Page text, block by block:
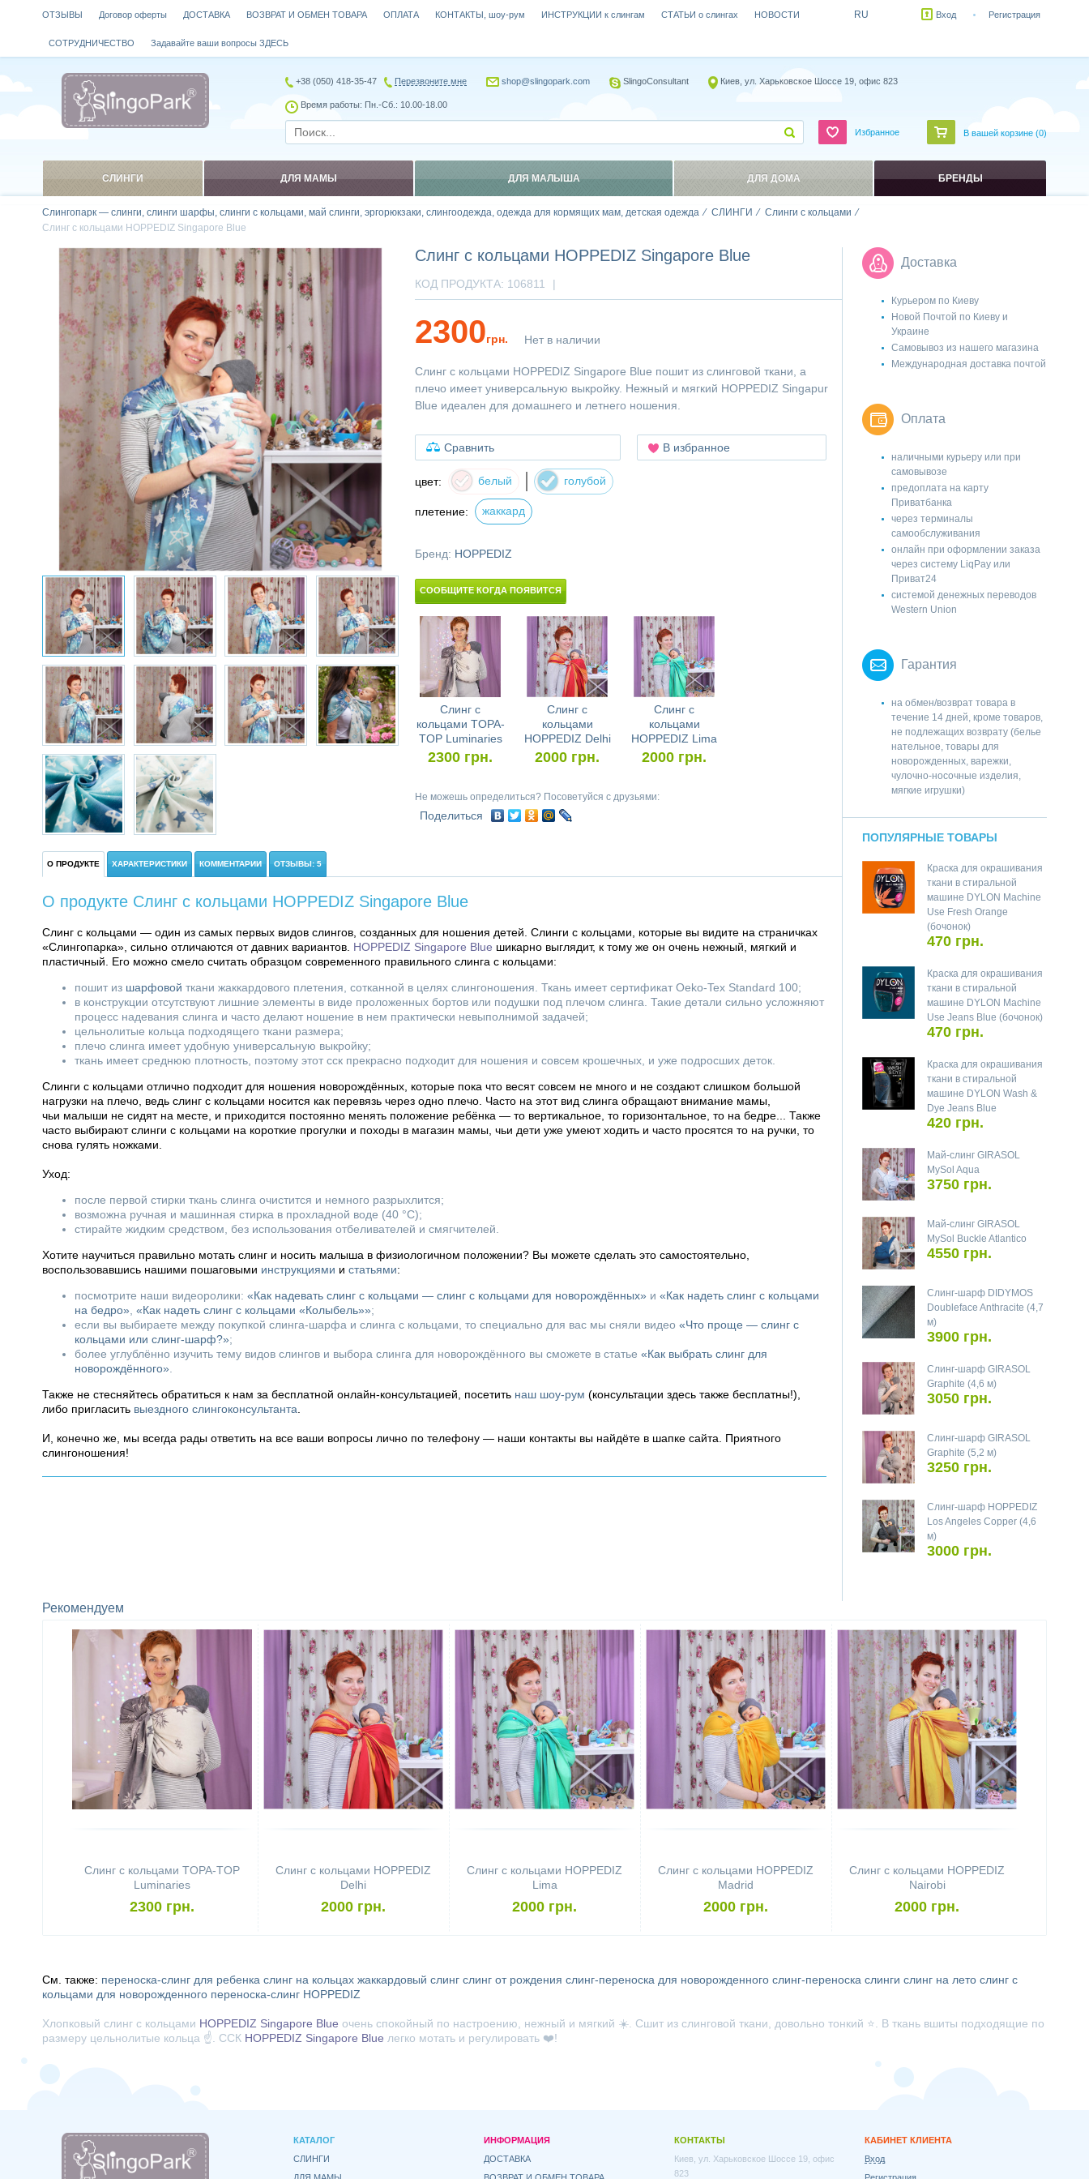
Слингопарк — слинги, слинги шарфы, слинги с кольцами, май слинги, эргорюкзаки, слингоодежда, одежда для кормящих мам, детская одежда СЛИНГИ
Слинги с кольцами
Слинг с кольцами HOPPEDIZ Singapore Blue
Слинг с кольцами HOPPEDIZ Singapore Blue
КОД ПРОДУКТА: 106811 |
2300грн. Нет в наличии
Слинг с кольцами HOPPEDIZ Singapore Blue пошит из слинговой ткани, а
плечо имеет универсальную выкройку. Нежный и мягкий HOPPEDIZ Singapur
Blue идеален для домашнего и летнего ношения.
Сравнить В избранное
цвет: белый голубой
плетение: жаккард
Бренд: HOPPEDIZ
СООБЩИТЕ КОГДА ПОЯВИТСЯ
Слинг с
кольцами TOPA-
TOP Luminaries
2300 грн.
Слинг с
кольцами
HOPPEDIZ Delhi
2000 грн.
Слинг с
кольцами
HOPPEDIZ Lima
2000 грн.
Не можешь определиться? Посоветуйся с друзьями:
Поделиться
О ПРОДУКТЕ ХАРАКТЕРИСТИКИ КОММЕНТАРИИ ОТЗЫВЫ: 5
О продукте Слинг с кольцами HOPPEDIZ Singapore Blue
Слинг с кольцами — один из самых первых видов слингов, созданных для ношения детей. Слинги с кольцами, которые вы видите на страничках
«Слингопарка», сильно отличаются от давних вариантов. HOPPEDIZ Singapore Blue шикарно выглядит, к тому же он очень нежный, мягкий и
пластичный. Его можно смело считать образцом современного правильного слинга с кольцами:
пошит из шарфовой ткани жаккардового плетения, сотканной в целях слингоношения. Ткань имеет сертификат Oeko-Tex Standard 100;
в конструкции отсутствуют лишние элементы в виде проложенных бортов или подушки под плечом слинга. Такие детали сильно усложняют
процесс надевания слинга и часто делают ношение в нем практически невыполнимой задачей;
цельнолитые кольца подходящего ткани размера;
плечо слинга имеет удобную универсальную выкройку;
ткань имеет среднюю плотность, поэтому этот сск прекрасно подходит для ношения и совсем крошечных, и уже подросших деток.
Слинги с кольцами отлично подходит для ношения новорождённых, которые пока что весят совсем не много и не создают слишком большой
нагрузки на плечо, ведь слинг с кольцами носится как перевязь через одно плечо. Часто на этот вид слинга обращают внимание мамы,
чьи малыши не сидят на месте, и приходится постоянно менять положение ребёнка — то вертикальное, то горизонтальное, то на бедре... Также
часто выбирают слинги с кольцами на короткие прогулки и походы в магазин мамы, чьи дети уже умеют ходить и часто просятся то на ручки, то
снова гулять ножками.
Уход:
после первой стирки ткань слинга очистится и немного разрыхлится;
возможна ручная и машинная стирка в прохладной воде (40 °C);
стирайте жидким средством, без использования отбеливателей и смягчителей.
Хотите научиться правильно мотать слинг и носить малыша в физиологичном положении? Вы можете сделать это самостоятельно,
воспользовавшись нашими пошаговыми инструкциями и статьями:
посмотрите наши видеоролики: «Как надевать слинг с кольцами — слинг с кольцами для новорождённых» и «Как надеть слинг с кольцами
на бедро» «Как надеть слинг с кольцами «Колыбель»»;
если вы выбираете между покупкой слинга-шарфа и слинга с кольцами, то специально для вас мы сняли видео «Что проще — слинг с
кольцами или слинг-шарф?»;
более углублённо изучить тему видов слингов и выбора слинга для новорождённого вы сможете в статье «Как выбрать слинг для
новорождённого»
Также не стесняйтесь обратиться к нам за бесплатной онлайн-консультацией, посетить наш шоу-рум (консультации здесь также бесплатны!),
либо пригласить выездного слингоконсультанта
И, конечно же, мы всегда рады ответить на все ваши вопросы лично по телефону — наши контакты вы найдёте в шапке сайта. Приятного
слингоношения!
Доставка
Курьером по Киеву
Новой Почтой по Киеву и
Украине
Самовывоз из нашего магазина
Международная доставка почтой
Оплата
наличными курьеру или при
самовывозе
предоплата на карту
Приватбанка
через терминалы
самообслуживания
онлайн при оформлении заказа
через систему LiqPay или
Приват24
системой денежных переводов
Western Union
Гарантия
на обмен/возврат товара в
течение 14 дней, кроме товаров,
не подлежащих возврату (белье
нательное, товары для
новорожденных, варежки,
чулочно-носочные изделия,
мягкие игрушки)
ПОПУЛЯРНЫЕ ТОВАРЫ
Краска для окрашивания
ткани в стиральной
машине DYLON Machine
Use Fresh Orange
(бочонок)
470 грн.
Краска для окрашивания
ткани в стиральной
машине DYLON Machine
Use Jeans Blue (бочонок)
470 грн.
Краска для окрашивания
ткани в стиральной
машине DYLON Wash &
Dye Jeans Blue
420 грн.
Май-слинг GIRASOL
MySol Aqua
3750 грн.
Май-слинг GIRASOL
MySol Buckle Atlantico
4550 грн.
Слинг-шарф DIDYMOS
Doubleface Anthracite (4,7
м)
3900 грн.
Слинг-шарф GIRASOL
Graphite (4,6 м)
3050 грн.
Слинг-шарф GIRASOL
Graphite (5,2 м)
3250 грн.
Слинг-шарф HOPPEDIZ
Los Angeles Copper (4,6
м)
3000 грн.
Рекомендуем
Слинг с кольцами TOPA-TOP
Luminaries
2300 грн.
Слинг с кольцами HOPPEDIZ
Delhi
2000 грн.
Слинг с кольцами HOPPEDIZ
Lima
2000 грн.
Слинг с кольцами HOPPEDIZ
Madrid
2000 грн.
Слинг с кольцами HOPPEDIZ
Nairobi
2000 грн.
См. также: переноска-слинг для ребенка слинг на кольцах жаккардовый слинг слинг от рождения слинг-переноска для новорожденного слинг-переноска слинги слинг на лето слинг с
кольцами для новорожденного переноска-слинг HOPPEDIZ
Хлопковый слинг с кольцами HOPPEDIZ Singapore Blue очень спокойный по настроению, нежный и мягкий ☀️. Сшит из слинговой ткани, довольно тонкий ⭐. В ткань вшиты подходящие по
размеру цельнолитые кольца ☝️. ССК HOPPEDIZ Singapore Blue легко мотать и регулировать ❤️!
ОТЗЫВЫ Договор оферты ДОСТАВКА ВОЗВРАТ И ОБМЕН ТОВАРА ОПЛАТА КОНТАКТЫ, шоу-рум ИНСТРУКЦИИ к слингам СТАТЬИ о слингах НОВОСТИ
СОТРУДНИЧЕСТВО Задавайте ваши вопросы ЗДЕСЬ
RU Вход Регистрация
+38 (050) 418-35-47 Перезвоните мне shop@slingopark.com SlingoConsultant Киев, ул. Харьковское Шоссе 19, офис 823
Время работы: Пн.-Сб.: 10.00-18.00
Избранное В вашей корзине (0)
СЛИНГИ ДЛЯ МАМЫ ДЛЯ МАЛЫША ДЛЯ ДОМА БРЕНДЫ
КАТАЛОГ
СЛИНГИ
ИНФОРМАЦИЯ
ДОСТАВКА
КОНТАКТЫ
Киев, ул. Харьковское Шоссе 19, офис
823
КАБИНЕТ КЛИЕНТА
Вход